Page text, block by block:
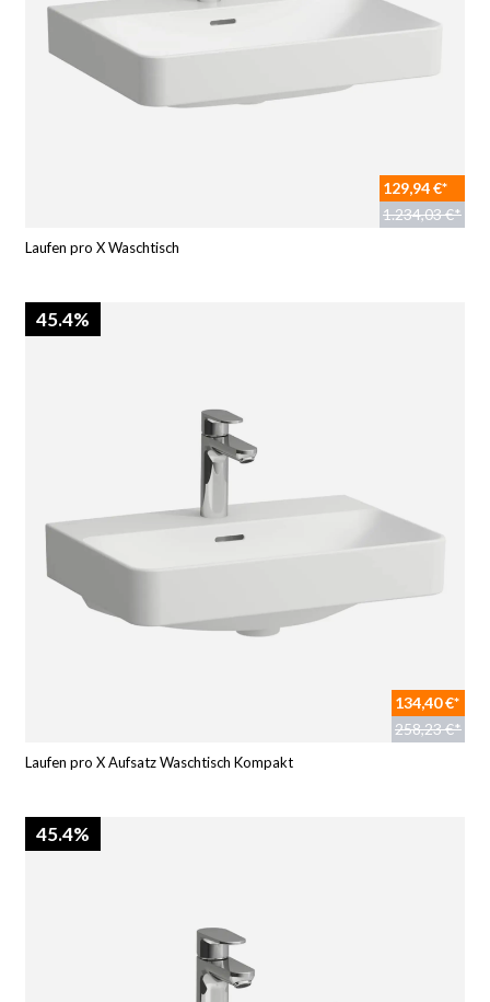
129,94 €*
1.234,03 €*
Laufen pro X Waschtisch
45.4%
134,40 €*
258,23 €*
Laufen pro X Aufsatz Waschtisch Kompakt
45.4%